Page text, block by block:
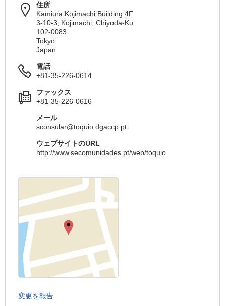
住所
Kamiura Kojimachi Building 4F
3-10-3, Kojimachi, Chiyoda-Ku
102-0083
Tokyo
Japan
電話
+81-35-226-0614
ファックス
+81-35-226-0616
メール
sconsular@toquio.dgaccp.pt
ウェブサイトのURL
http://www.secomunidades.pt/web/toquio
変更を報告